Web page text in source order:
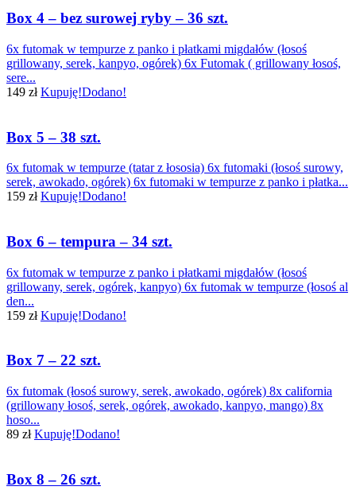
Box 4 – bez surowej ryby – 36 szt.
6x futomak w tempurze z panko i płatkami migdałów (łosoś
grillowany, serek, kanpyo, ogórek) 6x Futomak ( grillowany łosoś,
sere...
149 zł Kupuję!Dodano!
Box 5 – 38 szt.
6x futomak w tempurze (tatar z łososia) 6x futomaki (łosoś surowy,
serek, awokado, ogórek) 6x futomaki w tempurze z panko i płatka...
159 zł Kupuję!Dodano!
Box 6 – tempura – 34 szt.
6x futomak w tempurze z panko i płatkami migdałów (łosoś
grillowany, serek, ogórek, kanpyo) 6x futomak w tempurze (łosoś al
den...
159 zł Kupuję!Dodano!
Box 7 – 22 szt.
6x futomak (łosoś surowy, serek, awokado, ogórek) 8x california
(grillowany łosoś, serek, ogórek, awokado, kanpyo, mango) 8x
hoso...
89 zł Kupuję!Dodano!
Box 8 – 26 szt.